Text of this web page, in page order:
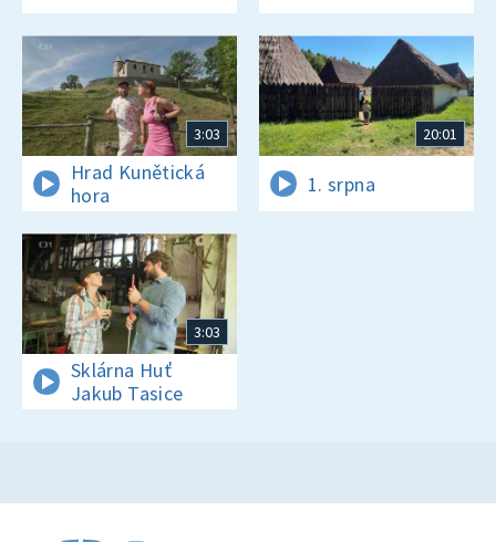
3:03
Hrad Kunětická
hora
20:01
1. srpna
3:03
Sklárna Huť
Jakub Tasice